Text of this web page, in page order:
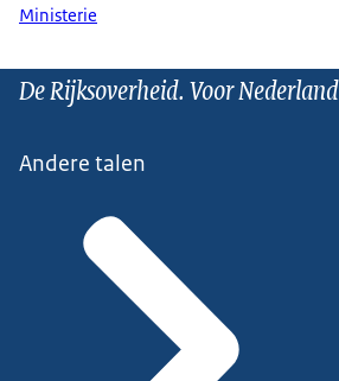
Ministerie
De Rijksoverheid. Voor Nederland
Andere talen